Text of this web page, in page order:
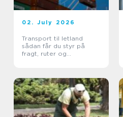
02. July 2026
Transport til letland
sådan får du styr på
fragt, ruter og